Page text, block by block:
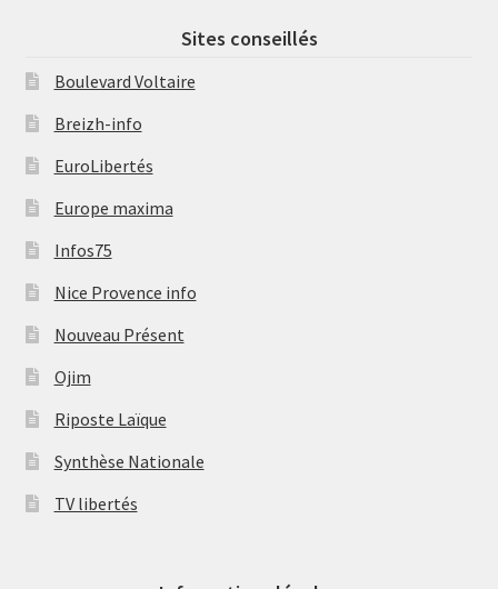
Sites conseillés
Boulevard Voltaire
Breizh-info
EuroLibertés
Europe maxima
Infos75
Nice Provence info
Nouveau Présent
Ojim
Riposte Laïque
Synthèse Nationale
TV libertés